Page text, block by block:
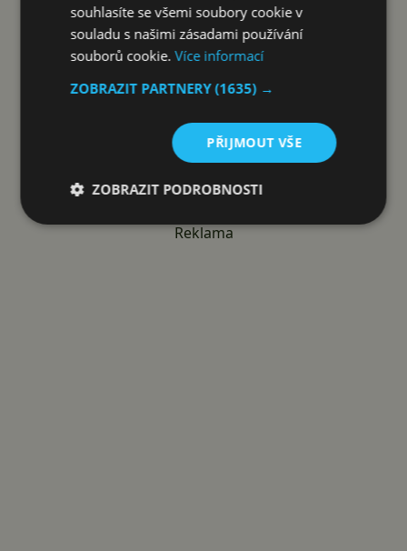
Reklama
souhlasíte se všemi soubory cookie v
souladu s našimi zásadami používání
souborů cookie.Více informací
ZOBRAZIT PARTNERY(1635) →
PŘIJMOUT VŠE
ZOBRAZIT PODROBNOSTI